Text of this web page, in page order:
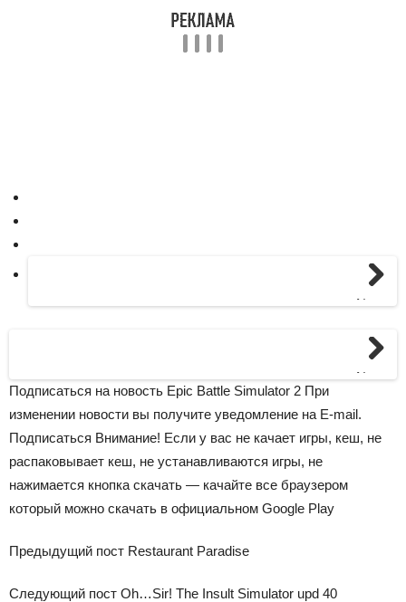
Next
Next
Подписаться на новость Epic Battle Simulator 2 При
изменении новости вы получите уведомление на E-mail.
Подписаться Внимание! Если у вас не качает игры, кеш, не
распаковывает кеш, не устанавливаются игры, не
нажимается кнопка скачать — качайте все браузером
который можно скачать в официальном Google Play
Предыдущий пост Restaurant Paradise
Следующий пост Oh…Sir! The Insult Simulator upd 40